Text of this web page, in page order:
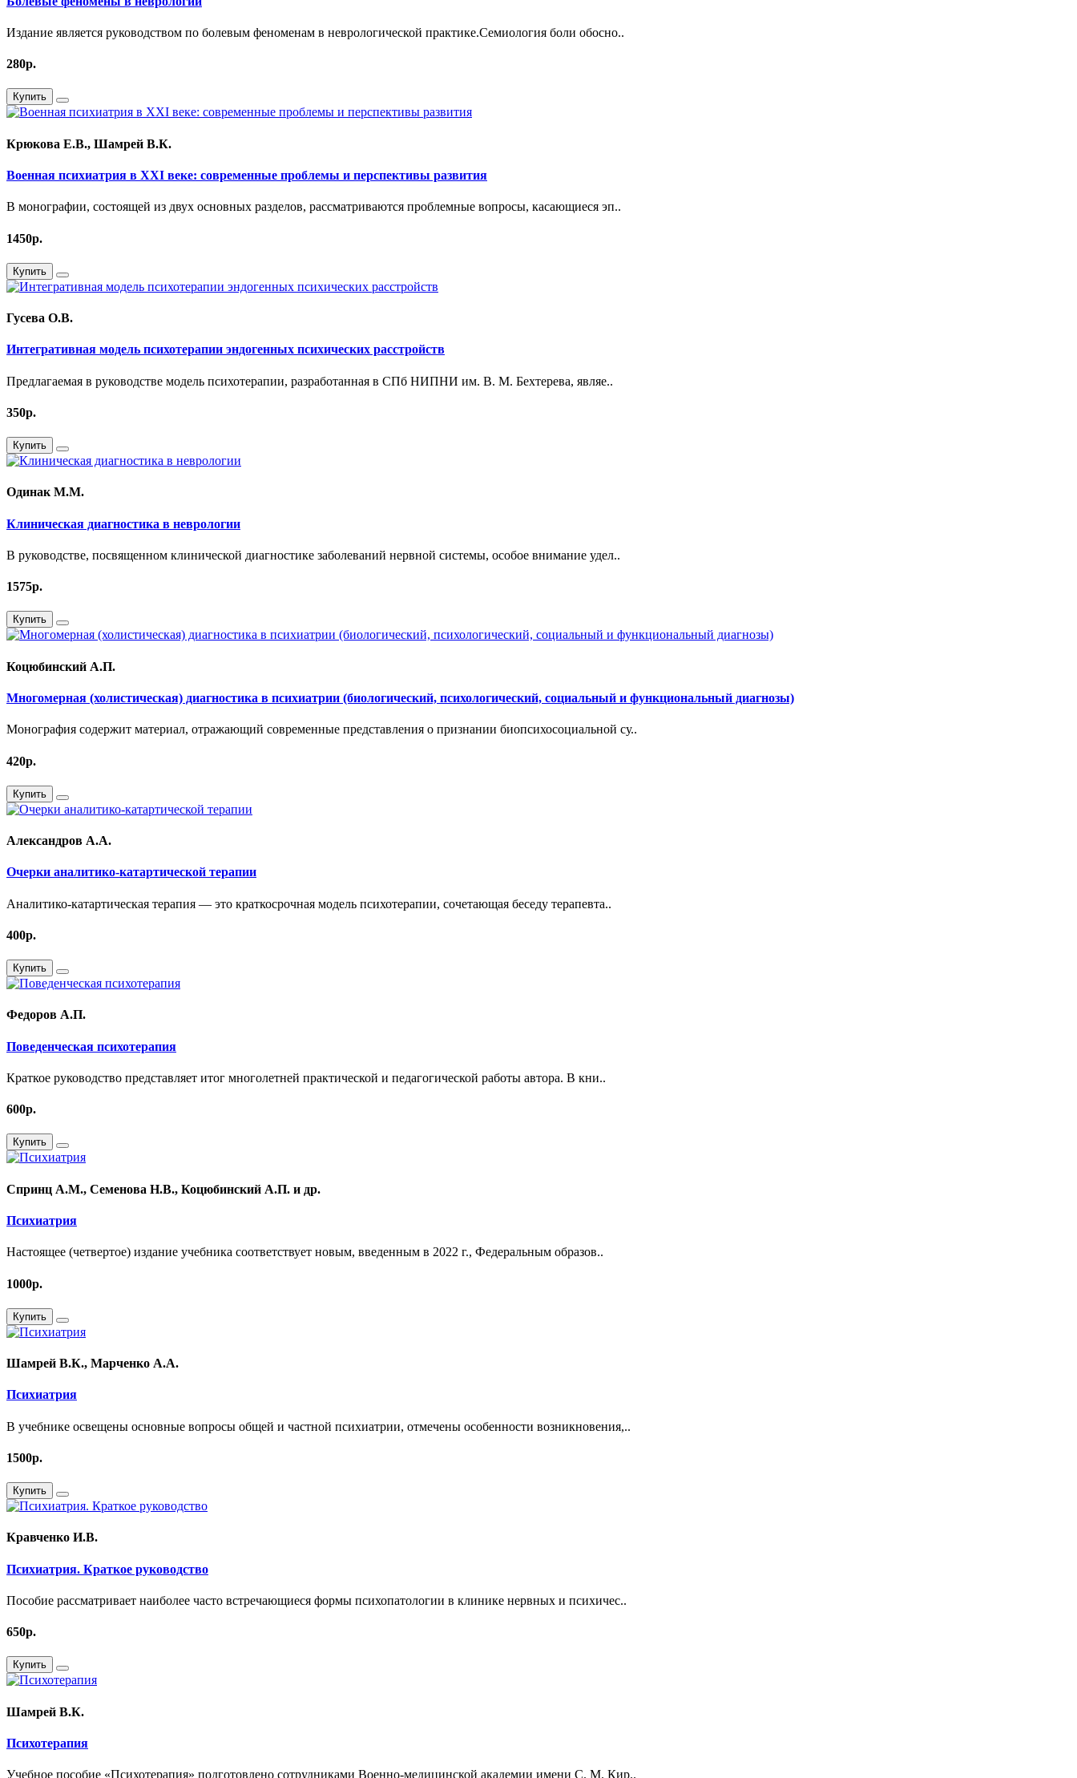
Издание является руководством по болевым феноменам в неврологической практике.Семиология боли обосно..
280р.
Купить
Крюкова Е.В., Шамрей В.К.
Военная психиатрия в XXI веке: современные проблемы и перспективы развития
В монографии, состоящей из двух основных разделов, рассматриваются проблемные вопросы, касающиеся эп..
1450р.
Купить
Гусева О.В.
Интегративная модель психотерапии эндогенных психических расстройств
Предлагаемая в руководстве модель психотерапии, разработанная в СПб НИПНИ им. В. М. Бехтерева, являе..
350р.
Купить
Одинак М.М.
Клиническая диагностика в неврологии
В руководстве, посвященном клинической диагностике заболеваний нервной системы, особое внимание удел..
1575р.
Купить
Коцюбинский А.П.
Многомерная (холистическая) диагностика в психиатрии (биологический, психологический, социальный и функциональный диагнозы)
Монография содержит материал, отражающий современные представления о признании биопсихосоциальной су..
420р.
Купить
Александров А.А.
Очерки аналитико-катартической терапии
Аналитико-катартическая терапия — это краткосрочная модель психотерапии, сочетающая беседу терапевта..
400р.
Купить
Федоров А.П.
Поведенческая психотерапия
Краткое руководство представляет итог многолетней практической и педагогической работы автора. В кни..
600р.
Купить
Спринц А.М., Семенова Н.В., Коцюбинский А.П. и др.
Психиатрия
Настоящее (четвертое) издание учебника соответствует новым, введенным в 2022 г., Федеральным образов..
1000р.
Купить
Шамрей В.К., Марченко А.А.
Психиатрия
В учебнике освещены основные вопросы общей и частной психиатрии, отмечены особенности возникновения,..
1500р.
Купить
Кравченко И.В.
Психиатрия. Краткое руководство
Пособие рассматривает наиболее часто встречающиеся формы психопатологии в клинике нервных и психичес..
650р.
Купить
Шамрей В.К.
Психотерапия
Учебное пособие «Психотерапия» подготовлено сотрудниками Военно-медицинской академии имени С. М. Кир..